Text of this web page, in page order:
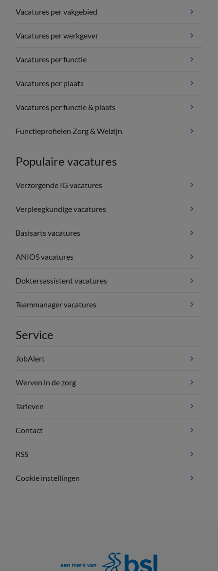
Vacatures per vakgebied
Vacatures per werkgever
Vacatures per functie
Vacatures per plaats
Vacatures per functie & plaats
Functieprofielen Zorg & Welzijn
Populaire vacatures
Verzorgende IG vacatures
Verpleegkundige vacatures
Basisarts vacatures
ANIOS vacatures
Doktersassistent vacatures
Teammanager vacatures
Service
JobAlert
Werven in de zorg
Tarieven
Contact
RSS
Cookie instellingen